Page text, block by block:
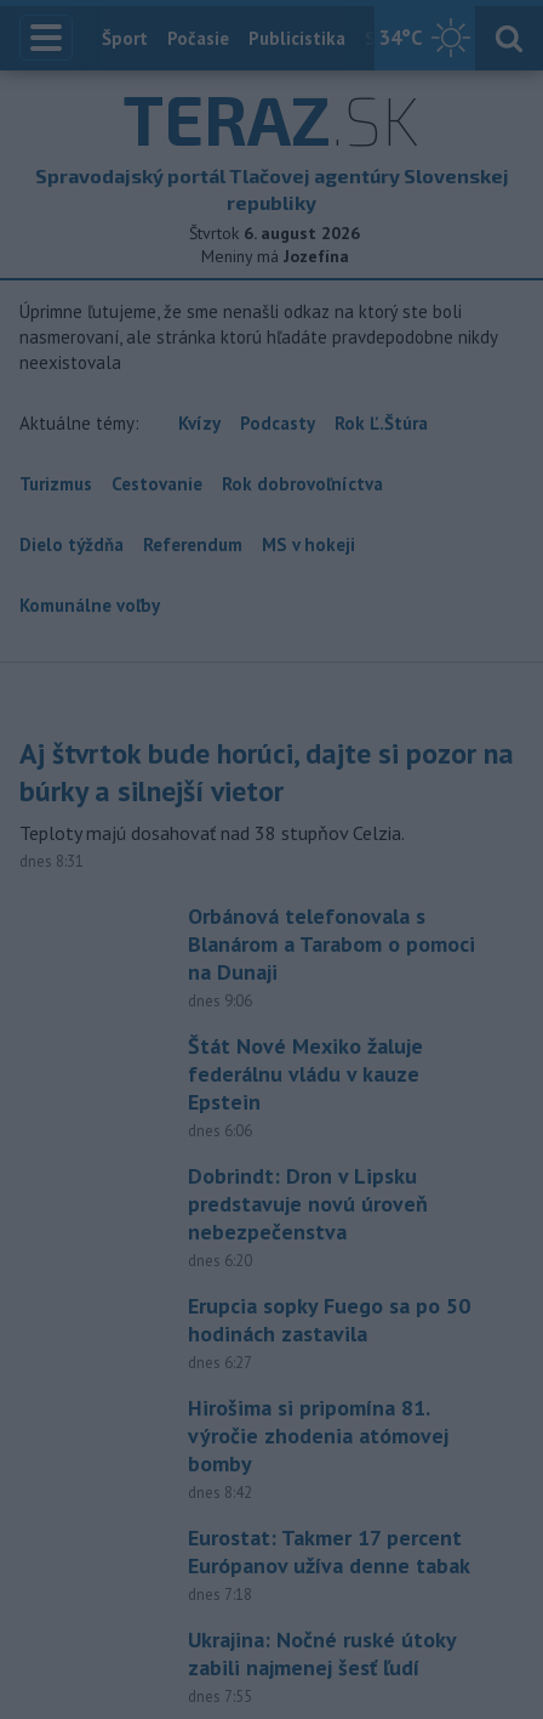
34°C
Index
Šport Počasie Publicistika Slovensko
TERAZ.SK
Spravodajský portál Tlačovej agentúry Slovenskej
republiky
Štvrtok 6. august 2026
Meniny má Jozefína
Úprimne ľutujeme, že sme nenašli odkaz na ktorý ste boli
nasmerovaní, ale stránka ktorú hľadáte pravdepodobne nikdy
neexistovala
Aktuálne témy: Kvízy Podcasty Rok Ľ.Štúra
Turizmus Cestovanie Rok dobrovoľníctva
Dielo týždňa Referendum MS v hokeji
Komunálne voľby
Aj štvrtok bude horúci, dajte si pozor na
búrky a silnejší vietor
Teploty majú dosahovať nad 38 stupňov Celzia.
dnes 8:31
Orbánová telefonovala s
Blanárom a Tarabom o pomoci
na Dunaji
dnes 9:06
Štát Nové Mexiko žaluje
federálnu vládu v kauze
Epstein
dnes 6:06
Dobrindt: Dron v Lipsku
predstavuje novú úroveň
nebezpečenstva
dnes 6:20
Erupcia sopky Fuego sa po 50
hodinách zastavila
dnes 6:27
Hirošima si pripomína 81.
výročie zhodenia atómovej
bomby
dnes 8:42
Eurostat: Takmer 17 percent
Európanov užíva denne tabak
dnes 7:18
Ukrajina: Nočné ruské útoky
zabili najmenej šesť ľudí
dnes 7:55